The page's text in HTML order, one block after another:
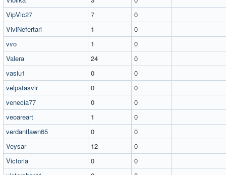
VipVic27
7
0
ViviNefertari
1
0
vvo
1
0
Valera
24
0
vasiu1
0
0
velpatasvir
0
0
venecia77
0
0
veoareart
1
0
verdantlawn65
0
0
Veysar
12
0
Victoria
0
0